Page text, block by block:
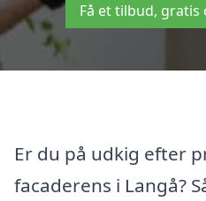
Få et tilbud,
Er du på udkig efter
facaderens i Langå?